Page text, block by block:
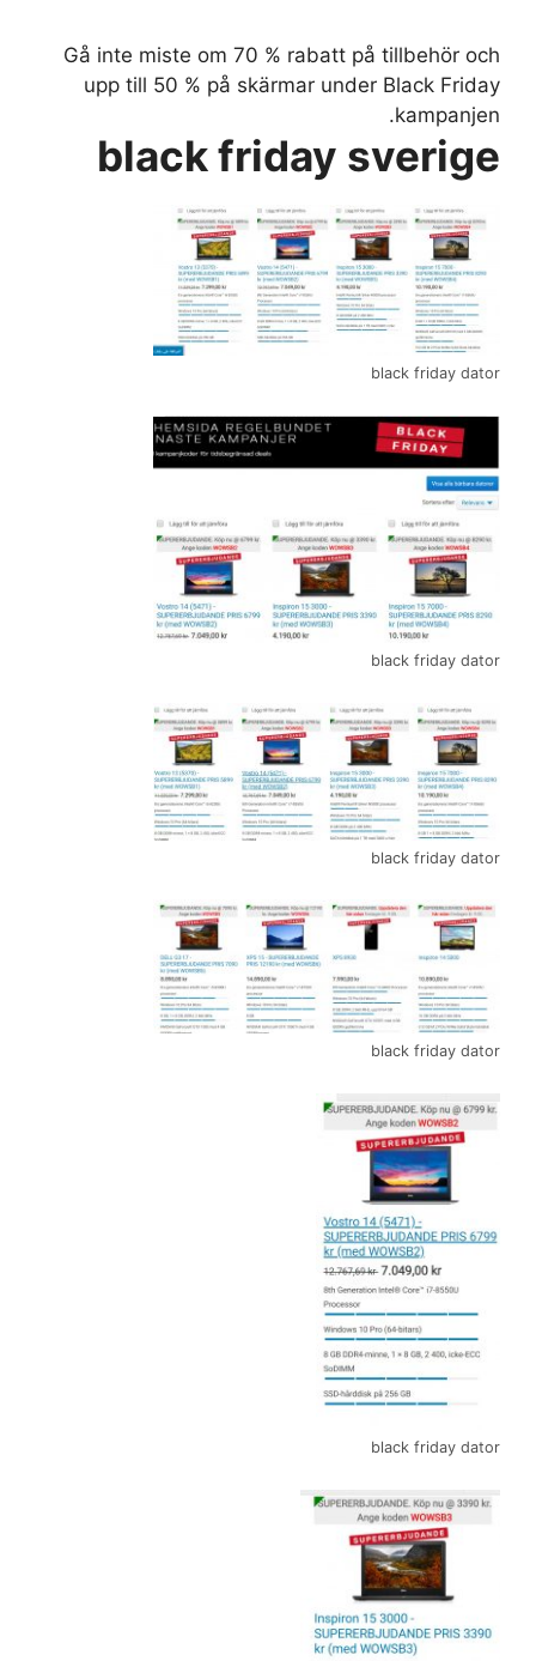
Gå inte miste om 70 % rabatt på tillbehör och
upp till 50 % på skärmar under Black Friday
kampanjen.
black friday sverige
black friday dator
black friday dator
black friday dator
black friday dator
black friday dator